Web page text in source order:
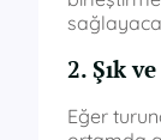
2. Şık
Eğer